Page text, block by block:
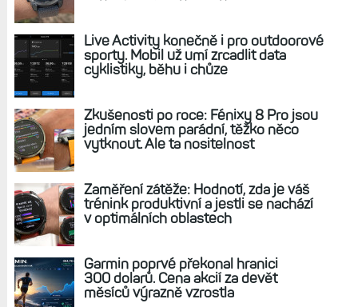
Hodinky pro rok 2025: Garmin chystá nové
Forerunnery, Fénixy 8 Pro, Instincty 3 či
modely s microLED